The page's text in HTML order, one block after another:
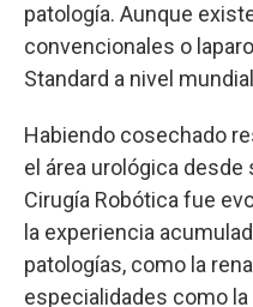
patología. Aunque
convencionales o
Standard a nivel
Habiendo cosechado
el área urológica
Cirugía Robótica fue
la experiencia
patologías, como la
especialidades como